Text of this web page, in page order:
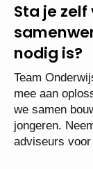
Sta je
nodig is?
Team
mee aan
we samen
jongeren.
adviseurs